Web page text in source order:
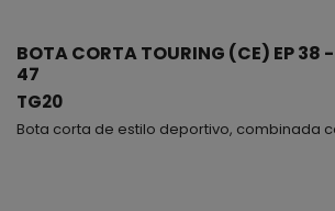
BOTA CORTA TOURING (CE) EP 38 -
47
TG20